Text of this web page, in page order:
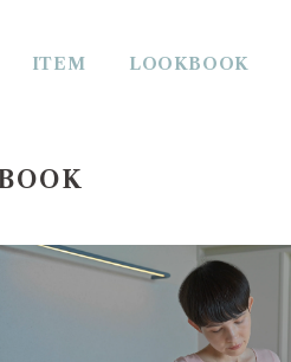
ITEM LOOKBOOK